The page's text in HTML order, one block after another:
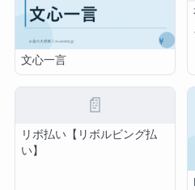
文心一言
📄
リボ払い【リボルビング払
い】